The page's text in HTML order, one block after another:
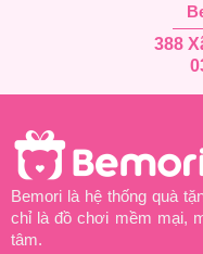
388
Bemori là hệ thống quà
chỉ là đồ chơi mềm mại,
tâm.